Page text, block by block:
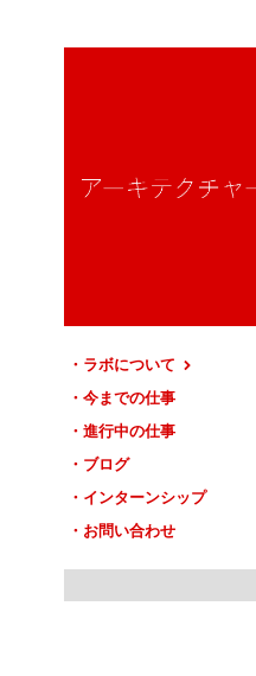
ラボについて
今までの仕事
進行中の仕事
ブログ
インターンシップ
お問い合わせ